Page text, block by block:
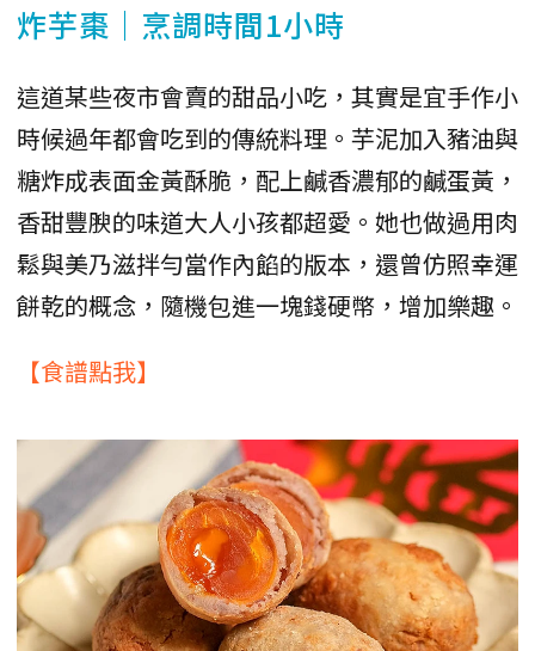
炸芋棗｜烹調時間1小時
這道某些夜市會賣的甜品小吃，其實是宜手作小
時候過年都會吃到的傳統料理。芋泥加入豬油與
糖炸成表面金黃酥脆，配上鹹香濃郁的鹹蛋黃，
香甜豐腴的味道大人小孩都超愛。她也做過用肉
鬆與美乃滋拌勻當作內餡的版本，還曾仿照幸運
餅乾的概念，隨機包進一塊錢硬幣，增加樂趣。
【食譜點我】